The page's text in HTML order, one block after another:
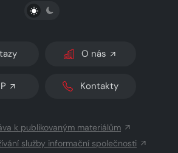
PŘEPNOUT SVĚTLÝ/TMAVÝ REŽIM
O nás
Kontakty
k publikovaným materiálům
služby informační společnosti